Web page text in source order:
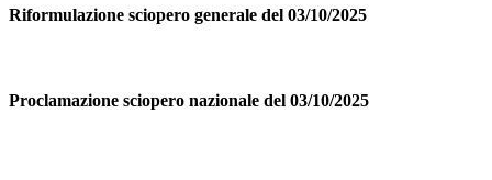
Riformulazione sciopero generale del 03/10/2025
Proclamazione sciopero nazionale del 03/10/2025